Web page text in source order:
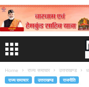
Home राज्य समाचार उत्तराखण्ड
राज्य समाचार उत्तराखण्ड राजनीति